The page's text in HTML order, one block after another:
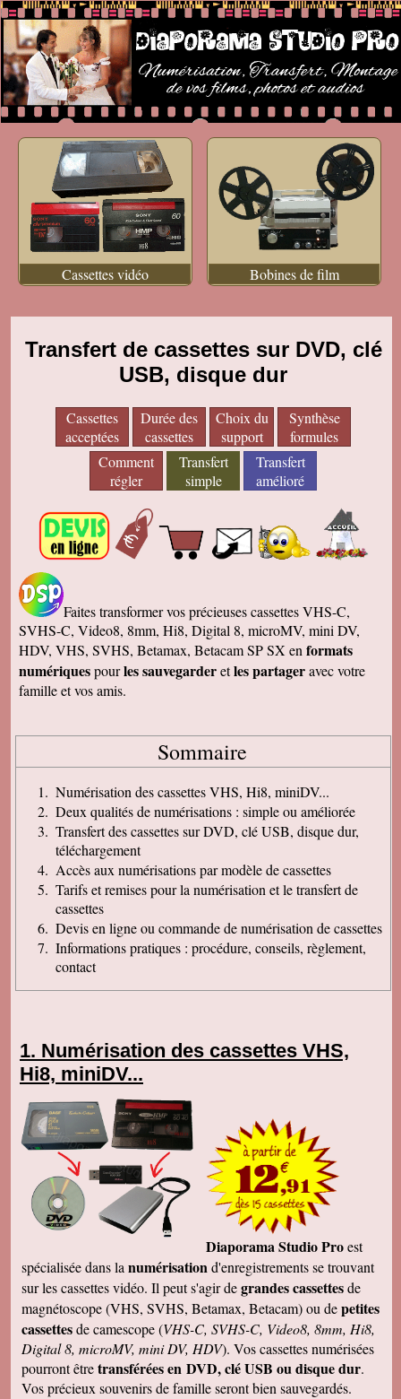
Cassettes vidéo Bobines de film
Transfert de cassettes sur DVD, clé
USB, disque dur
Cassettes
acceptées
Durée des
cassettes
Choix du
support
Synthèse
formules
Comment
régler
Transfert
simple
Transfert
amélioré
Faites transformer vos précieuses cassettes VHS-C,
SVHS-C, Video8, 8mm, Hi8, Digital 8, microMV, mini DV,
HDV, VHS, SVHS, Betamax, Betacam SP SX en formats
numériquespourles sauvegarderetles partageravec votre
famille et vos amis.
Sommaire
Numérisation des cassettes VHS, Hi8, miniDV...
Deux qualités de numérisations : simple ou améliorée
Transfert des cassettes sur DVD, clé USB, disque dur,
téléchargement
Accès aux numérisations par modèle de cassettes
Tarifs et remises pour la numérisation et le transfert de
cassettes
Devis en ligne ou commande de numérisation de cassettes
Informations pratiques : procédure, conseils, règlement,
contact
Numérisation des cassettes VHS,
Hi8, miniDV...
Diaporama Studio Proest
spécialisée dans la numérisationd'enregistrements se trouvant
sur les cassettes vidéo. Il peut s'agir degrandes cassettesde
magnétoscope (VHS, SVHS, Betamax, Betacam) ou depetites
cassettesde camescope (VHS-C, SVHS-C, Video8, 8mm, Hi8,
Digital 8, microMV, mini DV, HDV). Vos cassettes numérisées
pourront êtretransférées en DVD, clé USB ou disque dur.
Vos précieux souvenirs de famille seront bien sauvegardés.